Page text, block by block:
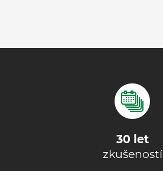
30 let
zkušeností